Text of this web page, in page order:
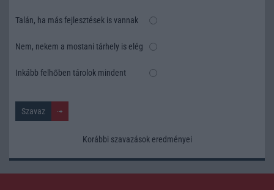
Talán, ha más fejlesztések is vannak
Nem, nekem a mostani tárhely is elég
Inkább felhőben tárolok mindent
Korábbi szavazások eredményei